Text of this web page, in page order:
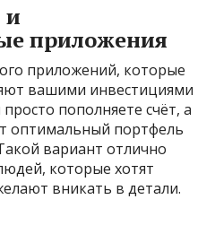
и
приложения
приложений, которые
вашими инвестициями
пополняете счёт, а
оптимальный портфель
вариант отлично
которые хотят
вникать в детали.